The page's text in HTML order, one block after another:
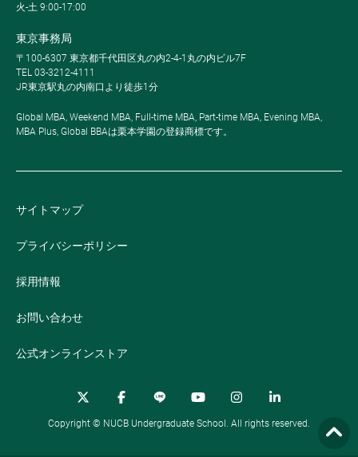
火-土 9:00-17:00
東京事務局
〒100-6307 東京都千代田区丸の内2-4-1丸の内ビル7F
TEL 03-3212-4111
JR東京駅丸の内南口より徒歩1分
Global MBA, Weekend MBA, Full-time MBA, Part-time MBA, Evening MBA,
MBA Plus, Global BBAは栗本学園の登録商標です。
サイトマップ
プライバシーポリシー
採用情報
お問い合わせ
公式オンラインストア
Copyright © NUCB Undergraduate School. All rights reserved.